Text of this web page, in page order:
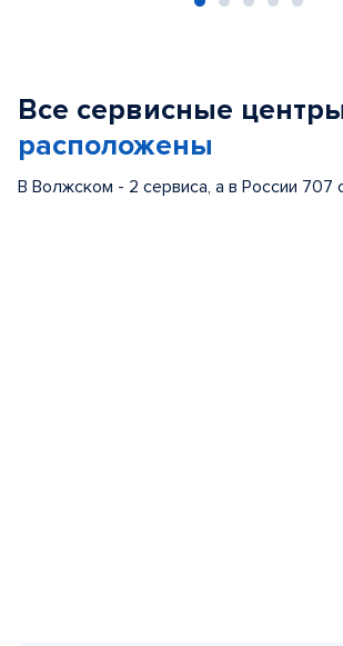
Все сервисные
расположены
В Волжском - 2 сервиса, а в России 707